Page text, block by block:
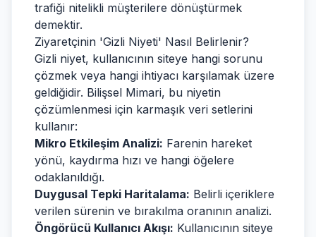
trafiği nitelikli müşterilere dönüştürmek
demektir.
Ziyaretçinin 'Gizli Niyeti' Nasıl Belirlenir?
Gizli niyet, kullanıcının siteye hangi sorunu
çözmek veya hangi ihtiyacı karşılamak üzere
geldiğidir. Bilişsel Mimari, bu niyetin
çözümlenmesi için karmaşık veri setlerini
kullanır:
Mikro Etkileşim Analizi: Farenin hareket
yönü, kaydırma hızı ve hangi öğelere
odaklanıldığı.
Duygusal Tepki Haritalama: Belirli içeriklere
verilen sürenin ve bırakılma oranının analizi.
Öngörücü Kullanıcı Akışı: Kullanıcının siteye